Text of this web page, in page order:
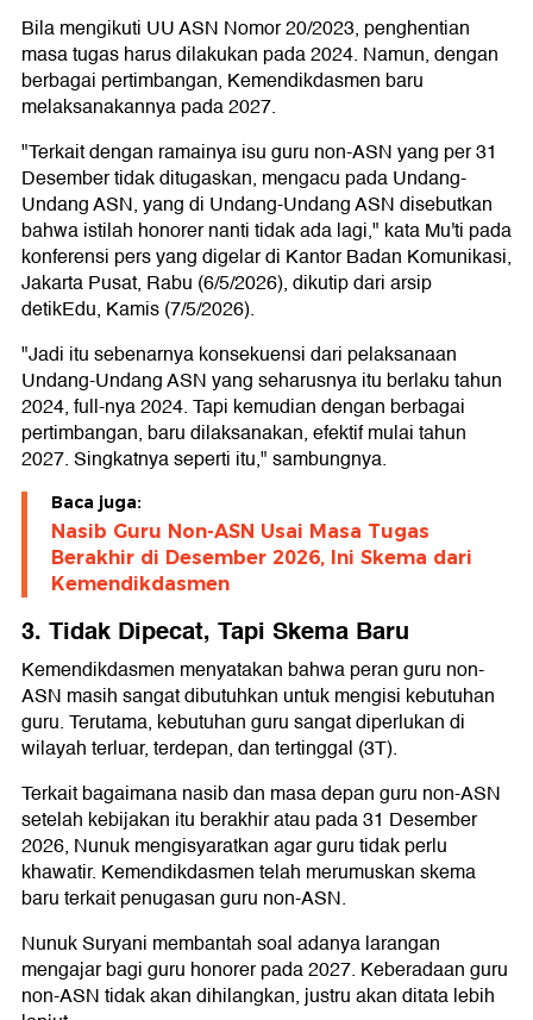
Bila mengikuti UU ASN Nomor 20/2023, penghentian
masa tugas harus dilakukan pada 2024. Namun, dengan
berbagai pertimbangan, Kemendikdasmen baru
melaksanakannya pada 2027.
"Terkait dengan ramainya isu guru non-ASN yang per 31
Desember tidak ditugaskan, mengacu pada Undang-
Undang ASN, yang di Undang-Undang ASN disebutkan
bahwa istilah honorer nanti tidak ada lagi," kata Mu'ti pada
konferensi pers yang digelar di Kantor Badan Komunikasi,
Jakarta Pusat, Rabu (6/5/2026), dikutip dari arsip
detikEdu, Kamis (7/5/2026).
"Jadi itu sebenarnya konsekuensi dari pelaksanaan
Undang-Undang ASN yang seharusnya itu berlaku tahun
2024, full-nya 2024. Tapi kemudian dengan berbagai
pertimbangan, baru dilaksanakan, efektif mulai tahun
2027. Singkatnya seperti itu," sambungnya.
Baca juga:
Nasib Guru Non-ASN Usai Masa Tugas
Berakhir di Desember 2026, Ini Skema dari
Kemendikdasmen
3. Tidak Dipecat, Tapi Skema Baru
Kemendikdasmen menyatakan bahwa peran guru non-
ASN masih sangat dibutuhkan untuk mengisi kebutuhan
guru. Terutama, kebutuhan guru sangat diperlukan di
wilayah terluar, terdepan, dan tertinggal (3T).
Terkait bagaimana nasib dan masa depan guru non-ASN
setelah kebijakan itu berakhir atau pada 31 Desember
2026, Nunuk mengisyaratkan agar guru tidak perlu
khawatir. Kemendikdasmen telah merumuskan skema
baru terkait penugasan guru non-ASN.
Nunuk Suryani membantah soal adanya larangan
mengajar bagi guru honorer pada 2027. Keberadaan guru
non-ASN tidak akan dihilangkan, justru akan ditata lebih